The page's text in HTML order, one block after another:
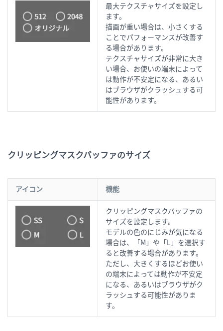
最大テクスチャサイズを設定し
ます。
描画が重い場合は、小さくする
ことでパフォーマンスが改善す
る場合があります。
テクスチャサイズが非常に大き
い場合、お使いの端末によって
は動作が不安定になる、あるい
はブラウザがクラッシュする可
能性があります。
クリッピングマスクバッファのサイズ
アイコン 機能
クリッピングマスクバッファの
サイズを設定します。
モデルの色のにじみが気になる
場合は、「M」や「L」を選択す
ると改善する場合があります。
ただし、大きくするほどお使い
の端末によっては動作が不安定
になる、あるいはブラウザがク
ラッシュする可能性がありま
す。